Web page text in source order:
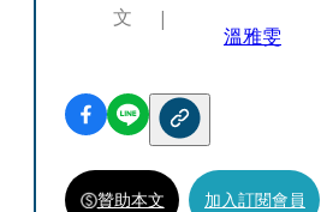
文
溫雅雯
贊助本文 加入訂閱會員